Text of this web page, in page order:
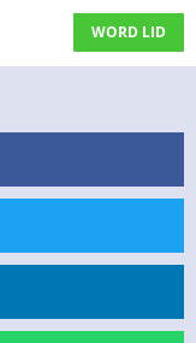
WORD LID